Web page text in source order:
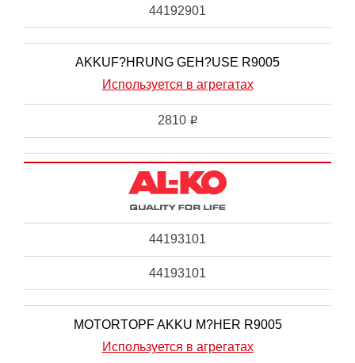
44192901
AKKUF?HRUNG GEH?USE R9005
Используется в агрегатах
2810 i
44193101
44193101
MOTORTOPF AKKU M?HER R9005
Используется в агрегатах